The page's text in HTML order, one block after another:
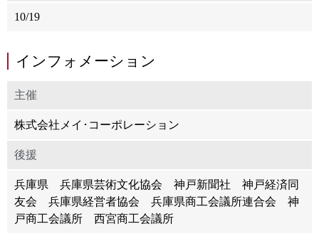
10/19
インフォメーション
主催
株式会社メイ･コーポレーション
後援
兵庫県 兵庫県芸術文化協会 神戸新聞社 神戸経済同
友会 兵庫県経営者協会 兵庫県商工会議所連合会 神
戸商工会議所 西宮商工会議所